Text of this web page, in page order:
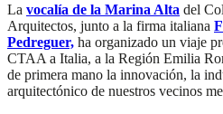
La vocalía de la Marina Alta del
Arquitectos, junto a la firma italiana
Pedreguer, ha organizado un viaje
CTAA a Italia, a la Región Emilia
de primera mano la innovación, la
arquitectónico de nuestros vecinos